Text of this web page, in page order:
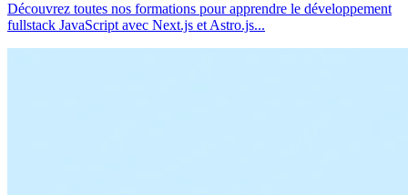
Découvrez toutes nos formations pour apprendre le développement
fullstack JavaScript avec Next.js et Astro.js...